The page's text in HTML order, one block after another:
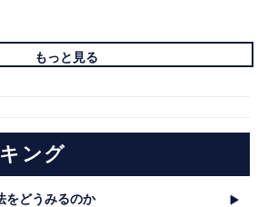
もっと見る
ング
をどうみるのか